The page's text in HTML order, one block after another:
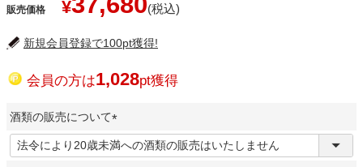
販売価格 ¥
新規会員登録で100pt獲得!
会員の方は1,028pt獲得
酒類の販売について
(
必